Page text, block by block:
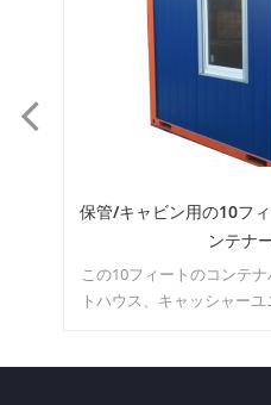
ン用の10フィートのフラクトパ
ートのコンテナハウスは、オフィス
キャッシャーユニット、保管室などと